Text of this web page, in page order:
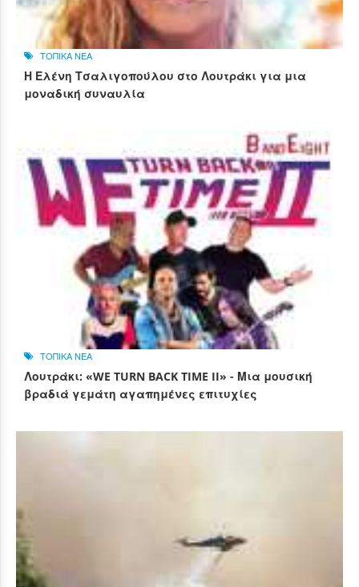
ΤΟΠΙΚΑ ΝΕΑ
Η Ελένη Τσαλιγοπούλου στο Λουτράκι για μια
μοναδική συναυλία
ΤΟΠΙΚΑ ΝΕΑ
Λουτράκι: «WE TURN BACK TIME II» - Μια μουσική
βραδιά γεμάτη αγαπημένες επιτυχίες